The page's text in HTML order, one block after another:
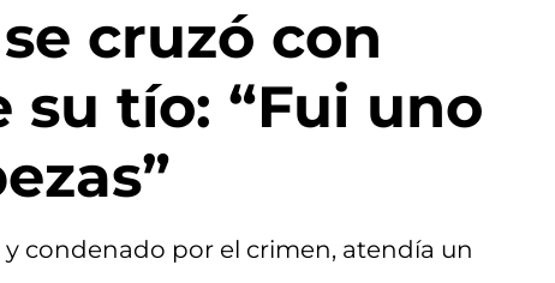
cruzó con
su tío: “Fui uno
condenado por el crimen, atendía un